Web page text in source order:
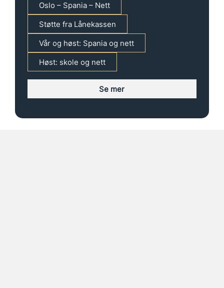
Oslo – Spania – Nett
Støtte fra Lånekassen
Vår og høst: Spania og nett
Høst: skole og nett
Se mer